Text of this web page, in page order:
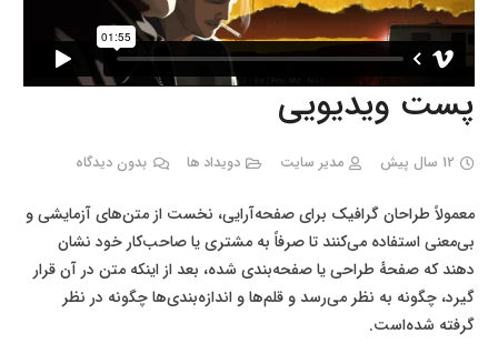
پست ویدیویی
12 سال پیش مدیر سایت دویداد ها بدون دیدگاه
معمولاً طراحان گرافیک برای صفحه‌آرایی، نخست از متن‌های آزمایشی و
بی‌معنی استفاده می‌کنند تا صرفاً به مشتری یا صاحب‌کار خود نشان
دهند که صفحهٔ طراحی یا صفحه‌بندی شده، بعد از اینکه متن در آن قرار
گیرد، چگونه به نظر می‌رسد و قلم‌ها و اندازه‌بندی‌ها چگونه در نظر
گرفته شده‌است.